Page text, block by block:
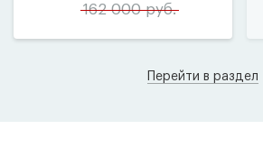
162 000 руб.
Перейти в раздел